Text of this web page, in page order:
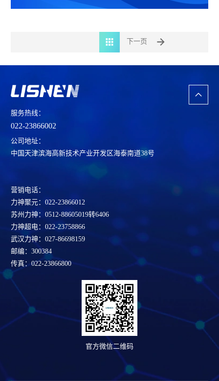
下一页
服务热线：
022-23866002
公司地址：
中国天津滨海高新技术产业开发区海泰南道38号
营销电话：
力神聚元：022-23866012
苏州力神：0512-88605019转6406
力神超电：022-23758866
武汉力神：027-86698159
邮编：300384
传真：022-23866800
官方微信二维码